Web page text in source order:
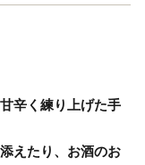
辛く練り上げた手
えたり、お酒のお